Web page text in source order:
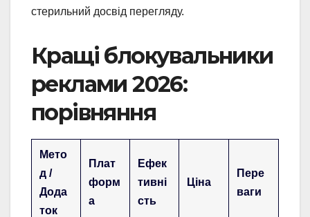
стерильний досвід перегляду.
Кращі блокувальники
реклами 2026:
порівняння
Мето
д /
Дода
ток
Плат
форм
а
Ефек
тивні
сть
Ціна
Пере
ваги